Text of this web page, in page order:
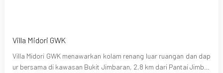
Villa Midori GWK
Villa Midori GWK menawarkan kolam renang luar ruangan dan dap
ur bersama di kawasan Bukit Jimbaran, 2,8 km dari Pantai Jimbar